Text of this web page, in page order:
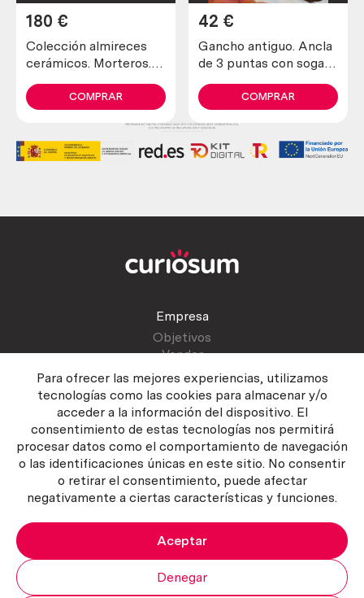
Para ofrecer las mejores experiencias, utilizamos
tecnologías como las cookies para almacenar y/o
acceder a la información del dispositivo. El
consentimiento de estas tecnologías nos permitirá
procesar datos como el comportamiento de navegación
o las identificaciones únicas en este sitio. No consentir
o retirar el consentimiento, puede afectar
negativamente a ciertas características y funciones.
Aceptar
Denegar
Colección almireces
cerámicos. Morteros.
Collection mortar
180 €
COMPRAR
Gancho antiguo. Ancla
de 3 puntas con soga
42 €
COMPRAR
Empresa
Objetivos
Vender
Atención al cliente
Contactar
Manual del vendedor
Política del servicio
Política de Cookies
Copyright ©2026 Curiosum S.L. Todos los derechos reservados.